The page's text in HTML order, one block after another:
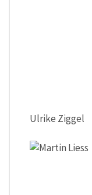
Ulrike Ziggel